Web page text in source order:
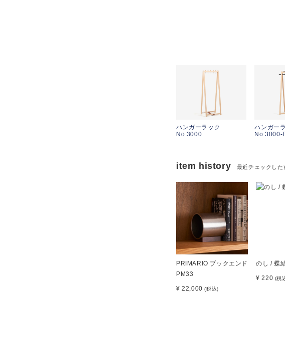
ハンガーラック
No.3000
ハンガー
No.3000-
item history 最近チェックした
PRIMARIO ブックエンド
PM33
¥ 22,000(税込)
のし / 蝶
¥ 220 (税